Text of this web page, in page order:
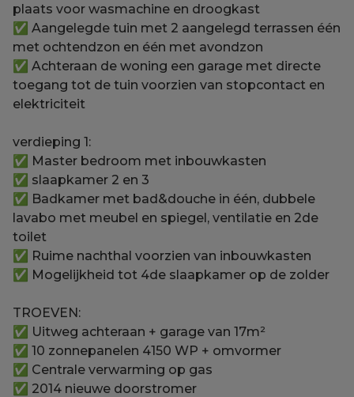
plaats voor wasmachine en droogkast
✅ Aangelegde tuin met 2 aangelegd terrassen één
met ochtendzon en één met avondzon
✅ Achteraan de woning een garage met directe
toegang tot de tuin voorzien van stopcontact en
elektriciteit
verdieping 1:
✅ Master bedroom met inbouwkasten
✅ slaapkamer 2 en 3
✅ Badkamer met bad&douche in één, dubbele
lavabo met meubel en spiegel, ventilatie en 2de
toilet
✅ Ruime nachthal voorzien van inbouwkasten
✅ Mogelijkheid tot 4de slaapkamer op de zolder
TROEVEN:
✅ Uitweg achteraan + garage van 17m²
✅ 10 zonnepanelen 4150 WP + omvormer
✅ Centrale verwarming op gas
✅ 2014 nieuwe doorstromer